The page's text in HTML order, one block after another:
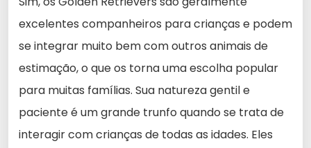
excelentes companheiros para crianças e podem
se integrar muito bem com outros animais de
estimação, o que os torna uma escolha popular
para muitas famílias. Sua natureza gentil e
paciente é um grande trunfo quando se trata de
interagir com crianças de todas as idades. Eles